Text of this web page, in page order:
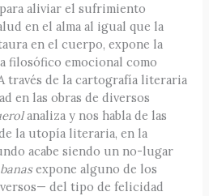
aliviar el sufrimiento
en el alma al igual que la
en el cuerpo, expone la
filosófico emocional como
través de la cartografía literaria
en las obras de diversos
analiza y nos habla de las
la utopía literaria, en la
acabe siendo un no-lugar
expone alguno de los
del tipo de felicidad